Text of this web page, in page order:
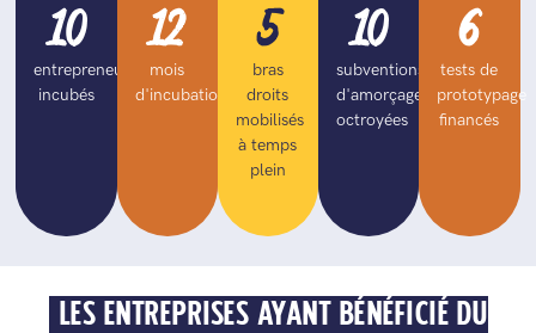
10
entrepreneurs
incubés
12
mois
d'incubation
5
bras
droits
mobilisés
à temps
plein
10
subventions
d'amorçage
octroyées
6
tests de
prototypage
financés
LES ENTREPRISES AYANT BÉNÉFICIÉ DU